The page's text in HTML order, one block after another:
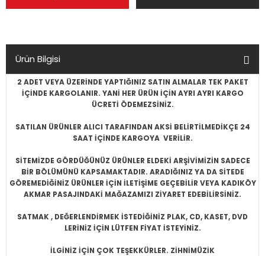
Ürün Bilgisi
2 ADET VEYA ÜZERİNDE YAPTIĞINIZ SATIN ALMALAR TEK PAKET
İÇİNDE KARGOLANIR. YANİ HER ÜRÜN İÇİN AYRI AYRI KARGO
ÜCRETİ ÖDEMEZSİNİZ.
SATILAN ÜRÜNLER ALICI TARAFINDAN AKSİ BELİRTİLMEDİKÇE 24
SAAT İÇİNDE KARGOYA VERİLİR.
SİTEMİZDE GÖRDÜĞÜNÜZ ÜRÜNLER ELDEKİ ARŞİVİMİZİN SADECE
BİR BÖLÜMÜNÜ KAPSAMAKTADIR. ARADIĞINIZ YA DA SİTEDE
GÖREMEDİĞİNİZ ÜRÜNLER İÇİN İLETİŞİME GEÇEBİLİR VEYA KADIKÖY
AKMAR PASAJINDAKİ MAĞAZAMIZI ZİYARET EDEBİLİRSİNİZ.
SATMAK , DEĞERLENDİRMEK İSTEDİĞİNİZ PLAK, CD, KASET, DVD
LERİNİZ İÇİN LÜTFEN FİYAT İSTEYİNİZ.
İLGİNİZ İÇİN ÇOK TEŞEKKÜRLER. ZİHNİMÜZİK